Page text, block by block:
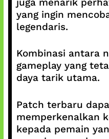
yang ingin
legendaris.
Kombinasi antara
gameplay yang
daya tarik utama.
Patch terbaru
memperkenalkan
kepada pemain